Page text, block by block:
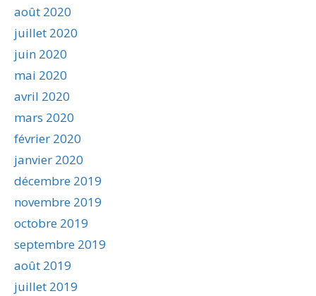
août 2020
juillet 2020
juin 2020
mai 2020
avril 2020
mars 2020
février 2020
janvier 2020
décembre 2019
novembre 2019
octobre 2019
septembre 2019
août 2019
juillet 2019